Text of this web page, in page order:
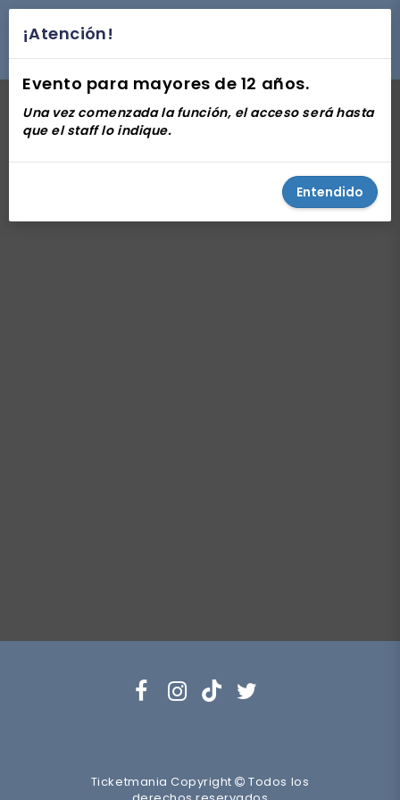
desplegar navegación
¡Atención!
Evento para mayores de 12 años.
Una vez comenzada la función, el acceso será hasta
que el staff lo indique.
Entendido
Ticketmania Copyright
Todos los